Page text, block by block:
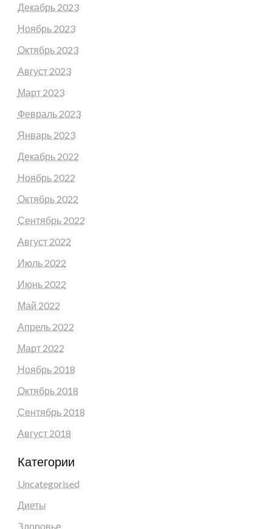
Декабрь 2023
Ноябрь 2023
Октябрь 2023
Август 2023
Март 2023
Февраль 2023
Январь 2023
Декабрь 2022
Ноябрь 2022
Октябрь 2022
Сентябрь 2022
Август 2022
Июль 2022
Июнь 2022
Май 2022
Апрель 2022
Март 2022
Ноябрь 2018
Октябрь 2018
Сентябрь 2018
Август 2018
Категории
Uncategorised
Диеты
Здоровье